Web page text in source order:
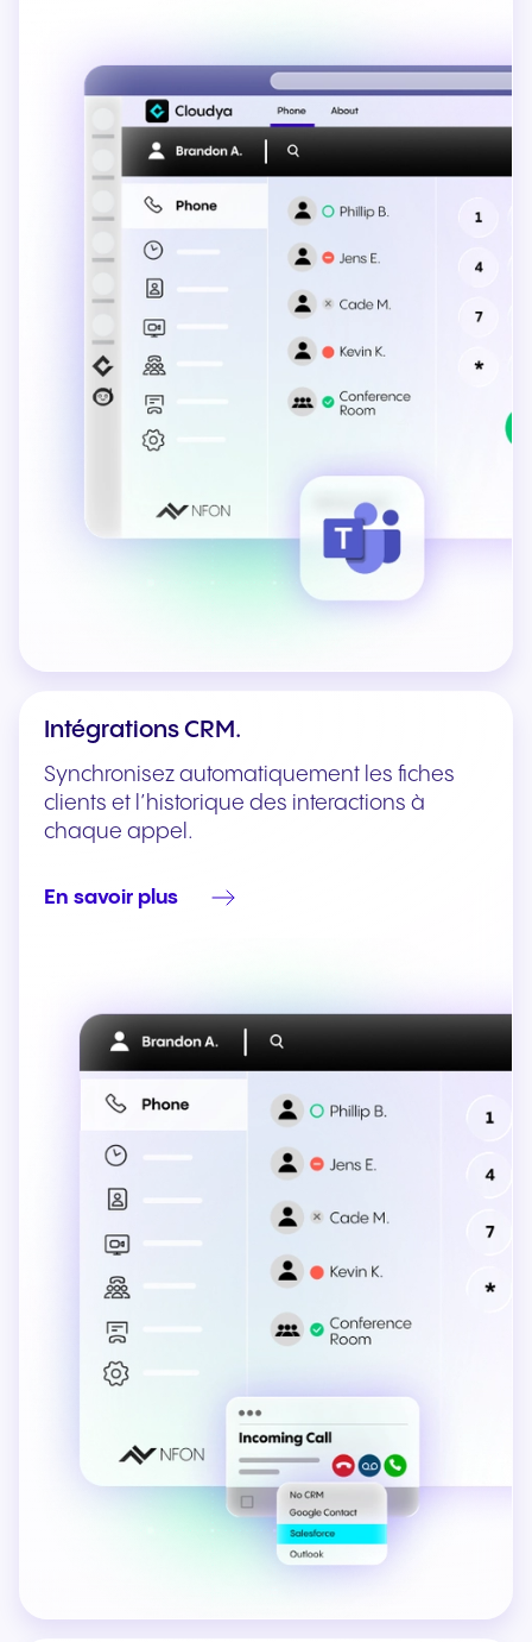
Intégrations CRM.
Synchronisez automatiquement les fiches
clients et l’historique des interactions à
chaque appel.
En savoir plus